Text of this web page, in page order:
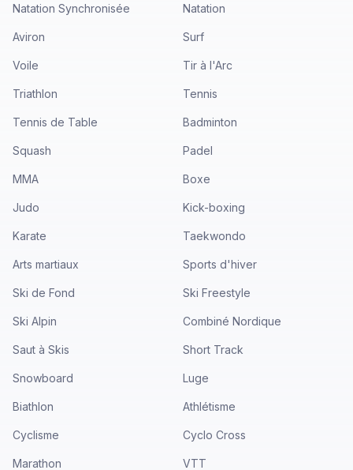
Natation Synchronisée Natation
Aviron Surf
Voile Tir à l'Arc
Triathlon Tennis
Tennis de Table Badminton
Squash Padel
MMA Boxe
Judo Kick-boxing
Karate Taekwondo
Arts martiaux Sports d'hiver
Ski de Fond Ski Freestyle
Ski Alpin Combiné Nordique
Saut à Skis Short Track
Snowboard Luge
Biathlon Athlétisme
Cyclisme Cyclo Cross
Marathon VTT